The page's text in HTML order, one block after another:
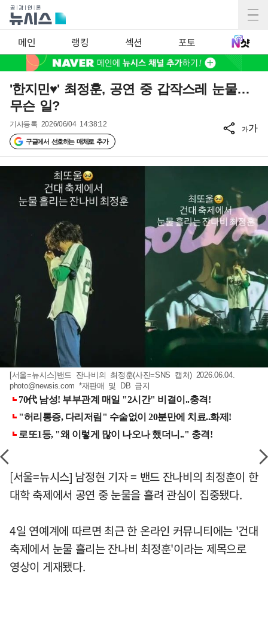
메인 랭킹 섹션 포토
'한지민♥' 최정훈, 공연 중 갑작스레 눈물…
무슨 일?
기사등록 2026/06/04 14:38:12
구글에서 선호하는 매체로 추가
가가
[서울=뉴시스]밴드 잔나비의 최정훈(사진=SNS 캡처) 2026.06.04.
photo@newsis.com *재판매 및 DB 금지
[서울=뉴시스] 남정현 기자 = 밴드 잔나비의 최정훈이 한
대학 축제에서 공연 중 눈물을 흘려 관심이 집중됐다.
4일 연예계에 따르면 최근 한 온라인 커뮤니티에는 '건대
축제에서 눈물 흘리는 잔나비 최정훈'이라는 제목으로
영상이 게재됐다.